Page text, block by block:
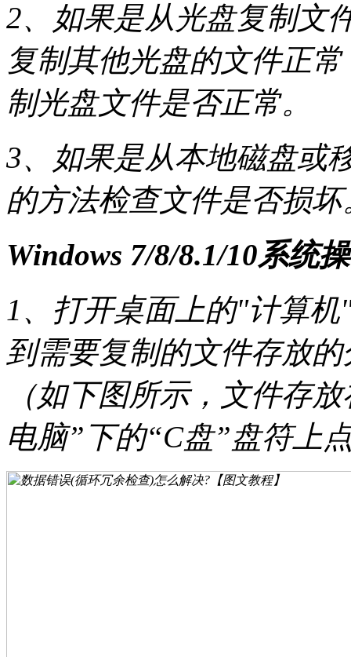
2、如果是从光盘复制文
复制其他光盘的文件正
制光盘文件是否正常。
3、如果是从本地磁盘或
的方法检查文件是否损坏
Windows 7/8/8.1/10系统
1、打开桌面上的"计算
到需要复制的文件存放
（如下图所示，文件存
电脑”下的“C盘”盘符上